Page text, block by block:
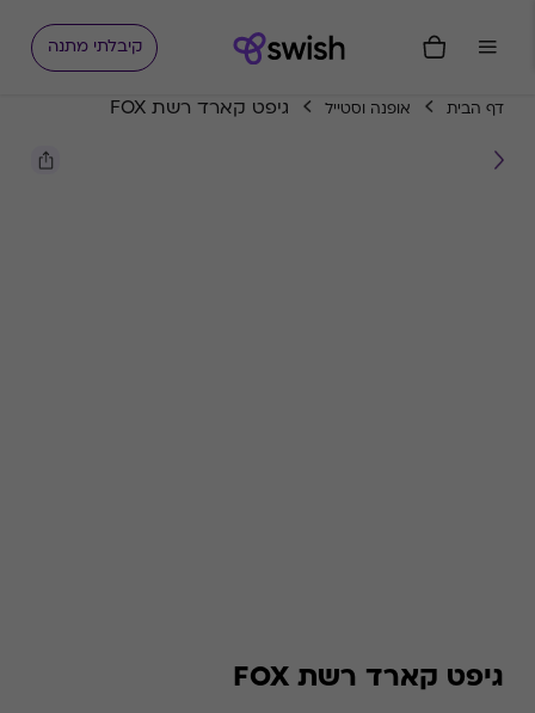
קיבלתי מתנה
דף הבית אופנה וסטייל גיפט קארד רשת FOX
גיפט קארד רשת FOX